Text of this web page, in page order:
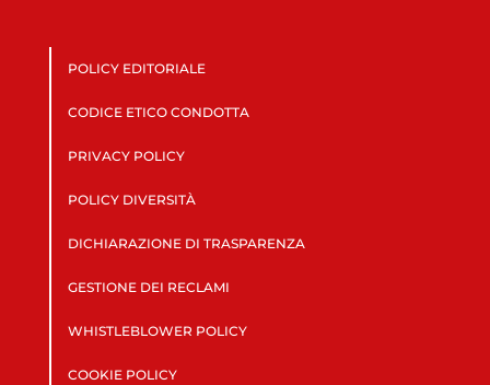
POLICY EDITORIALE
CODICE ETICO CONDOTTA
PRIVACY POLICY
POLICY DIVERSITÀ
DICHIARAZIONE DI TRASPARENZA
GESTIONE DEI RECLAMI
WHISTLEBLOWER POLICY
COOKIE POLICY